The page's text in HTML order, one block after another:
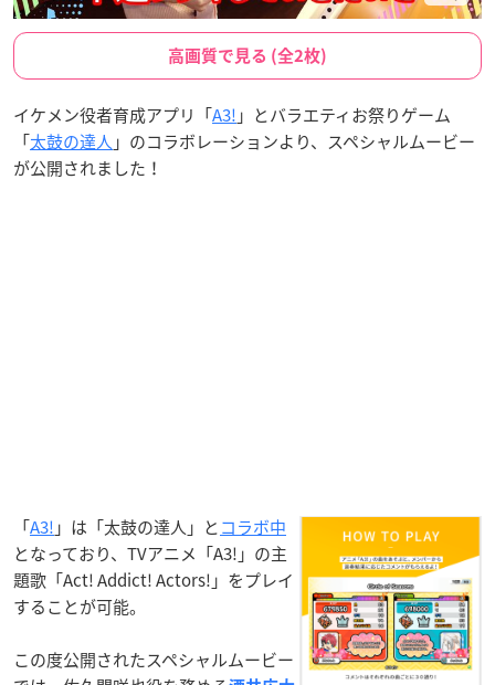
高画質で見る (全2枚)
イケメン役者育成アプリ「A3! 」とバラエティお祭りゲーム
「太鼓の達人 」のコラボレーションより、スペシャルムービー
が公開されました！
「A3! 」は「太鼓の達人」とコラボ中
となっており、TVアニメ「A3!」の主
題歌「Act! Addict! Actors!」をプレイ
することが可能。
この度公開されたスペシャルムービー